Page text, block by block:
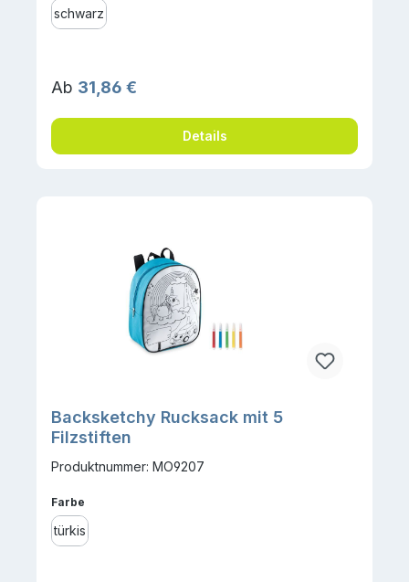
schwarz
Regulärer Preis:
Ab 31,86 €
Details
Backsketchy Rucksack mit 5
Filzstiften
Produktnummer: MO9207
Farbe
türkis